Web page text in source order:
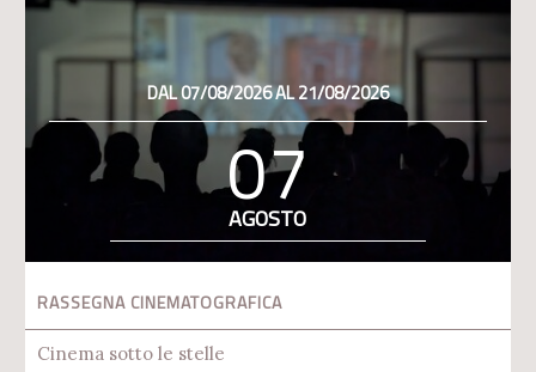
DAL 07/08/2026 AL 21/08/2026
07
AGOSTO
RASSEGNA CINEMATOGRAFICA
Cinema sotto le stelle